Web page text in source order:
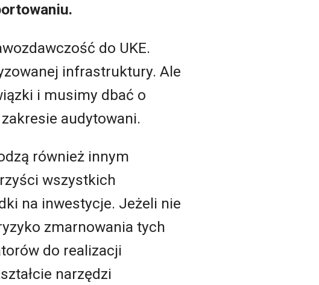
do UKE.
infrastruktury. Ale
i musimy dbać o
audytowani.
również innym
wszystkich
na inwestycje. Jeżeli nie
zmarnowania tych
do realizacji
narzędzi